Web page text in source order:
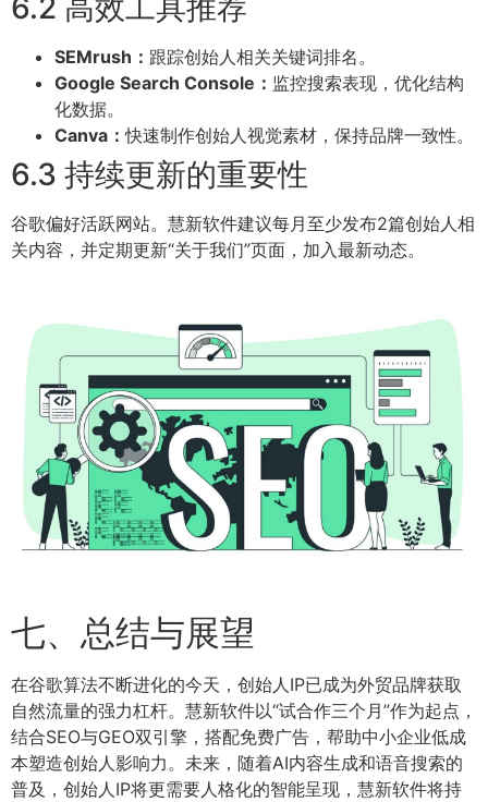
6.2 高效工具推荐
SEMrush： 跟踪创始人相关关键词排名。
Google Search Console： 监控搜索表现，优化结构
化数据。
Canva：快速制作创始人视觉素材，保持品牌一致性。
6.3 持续更新的重要性
谷歌偏好活跃网站。慧新软件建议每月至少发布2篇创始人相
关内容，并定期更新“关于我们”页面，加入最新动态。
七、总结与展望
在谷歌算法不断进化的今天，创始人IP已成为外贸品牌获取
自然流量的强力杠杆。慧新软件以“试合作三个月”作为起点，
结合SEO与GEO双引擎，搭配免费广告，帮助中小企业低成
本塑造创始人影响力。未来，随着AI内容生成和语音搜索的
普及，创始人IP将更需要人格化的智能呈现，慧新软件将持